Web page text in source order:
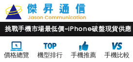
挑戰手機市場最低價~iPhone破盤現貨供應
價格總覽 機型排行 手機推薦 手機比較